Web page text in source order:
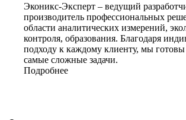
Эконикс-Эксперт – ведущий
производитель профессиональных
области аналитических измерений,
контроля, образования. Благодаря
подходу к каждому клиенту, мы
самые сложные задачи.
Подробнее